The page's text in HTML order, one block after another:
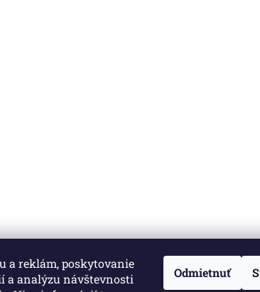
a reklám, poskytovanie
a analýzu návštevnosti
Odmietnuť
cookies